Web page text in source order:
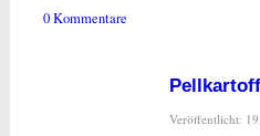
0 Kommentare
Veröffentlicht: